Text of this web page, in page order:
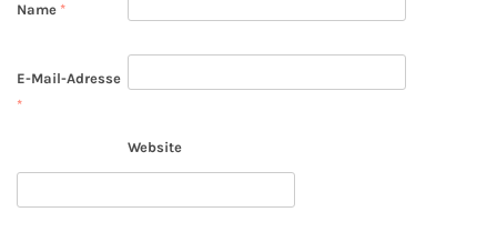
Name *
E-Mail-Adresse
*
Website